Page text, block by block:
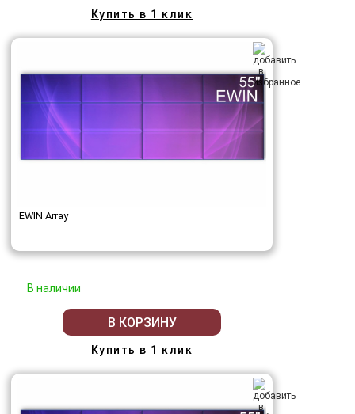
Купить в 1 клик
EWIN Array
В наличии
В КОРЗИНУ
Купить в 1 клик